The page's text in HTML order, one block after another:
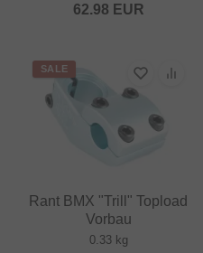
62.98 EUR
SALE
Rant BMX "Trill" Topload
Vorbau
0.33 kg